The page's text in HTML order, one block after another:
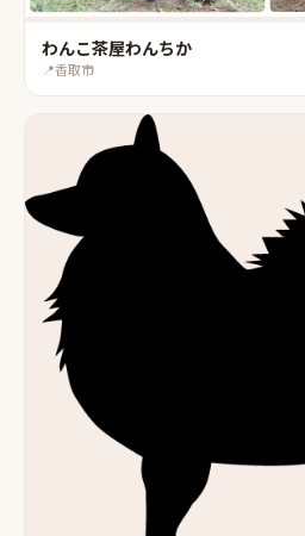
わんこ茶屋わんちか
📍香取市